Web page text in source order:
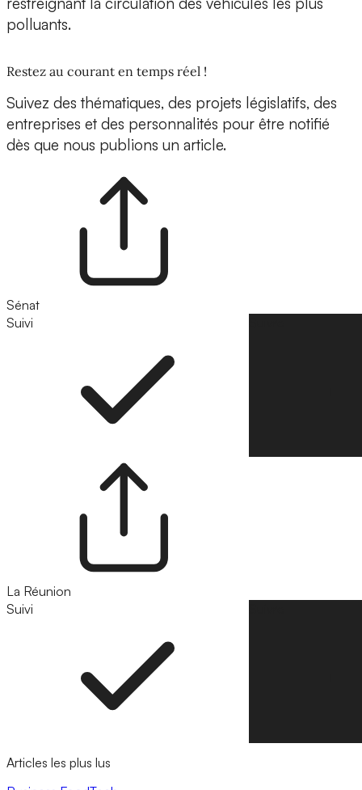
polluants.
Restez au courant en temps réel !
Suivez des thématiques, des projets législatifs, des
entreprises et des personnalités pour être notifié
dès que nous publions un article.
Sénat
Suivi
La Réunion
Suivi
Articles les plus lus